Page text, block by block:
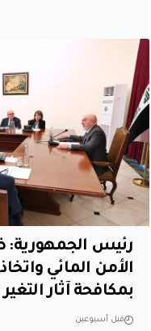
رئيس الجمهورية:
الأمن المائي
بمكافحة آثار
قبل أسبوعين